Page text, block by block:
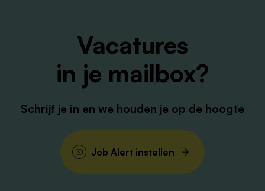
have any questions, get in touch with our recruiter
Charlotte Vasbinder on.Vacatures
in je mailbox?
Schrijf je in en we houden je op de hoogte
Job Alert instellen